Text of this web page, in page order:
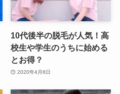
10代後半の脱毛が人気！高
校生や学生のうちに始める
とお得？
2020年4月8日